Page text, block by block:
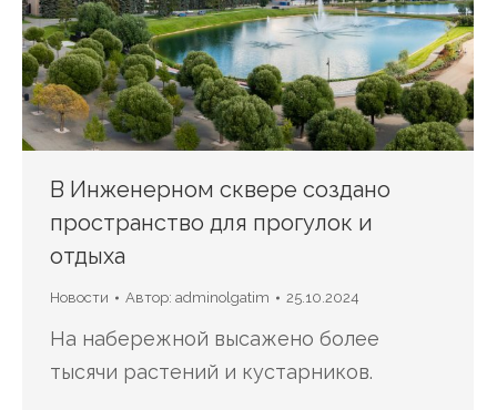
В Инженерном сквере создано
пространство для прогулок и
отдыха
Новости Автор: adminolgatim 25.10.2024
На набережной высажено более
тысячи растений и кустарников.